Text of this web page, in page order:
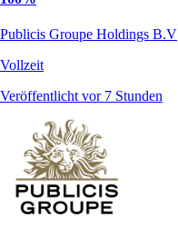
Publicis Groupe Holdings B.V
Vollzeit
Veröffentlicht vor 7 Stunden